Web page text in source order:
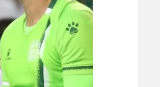
תנאי שימוש
מדיניות פרטיות
תקנון פעילות ספורט 1
רשיון להקרנה פומבית לבית
הצטרפות לחבילת הערוצים